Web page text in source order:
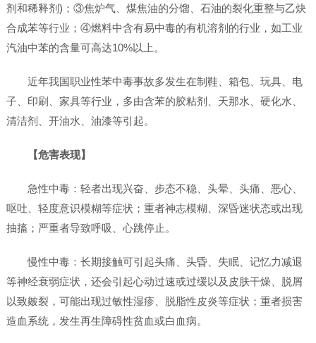
剂和稀释剂)；③焦炉气、煤焦油的分馏、石油的裂化重整与乙炔
合成苯等行业；④燃料中含有易中毒的有机溶剂的行业，如工业
汽油中苯的含量可高达10%以上。
近年我国职业性苯中毒事故多发生在制鞋、箱包、玩具、电
子、印刷、家具等行业，多由含苯的胶粘剂、天那水、硬化水、
清洁剂、开油水、油漆等引起。
【危害表现】
急性中毒：轻者出现兴奋、步态不稳、头晕、头痛、恶心、
呕吐、轻度意识模糊等症状；重者神志模糊、深昏迷状态或出现
抽搐；严重者导致呼吸、心跳停止。
慢性中毒：长期接触可引起头痛、头昏、失眠、记忆力减退
等神经衰弱症状，还会引起心动过速或过缓以及皮肤干燥、脱屑
以致皴裂，可能出现过敏性湿疹、脱脂性皮炎等症状；重者损害
造血系统，发生再生障碍性贫血或白血病。